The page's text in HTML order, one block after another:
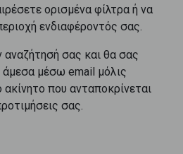
ορισμένα φίλτρα ή να
ενδιαφέροντός σας.
σας και θα σας
μέσω email μόλις
ακίνητο που ανταποκρίνεται
σας.